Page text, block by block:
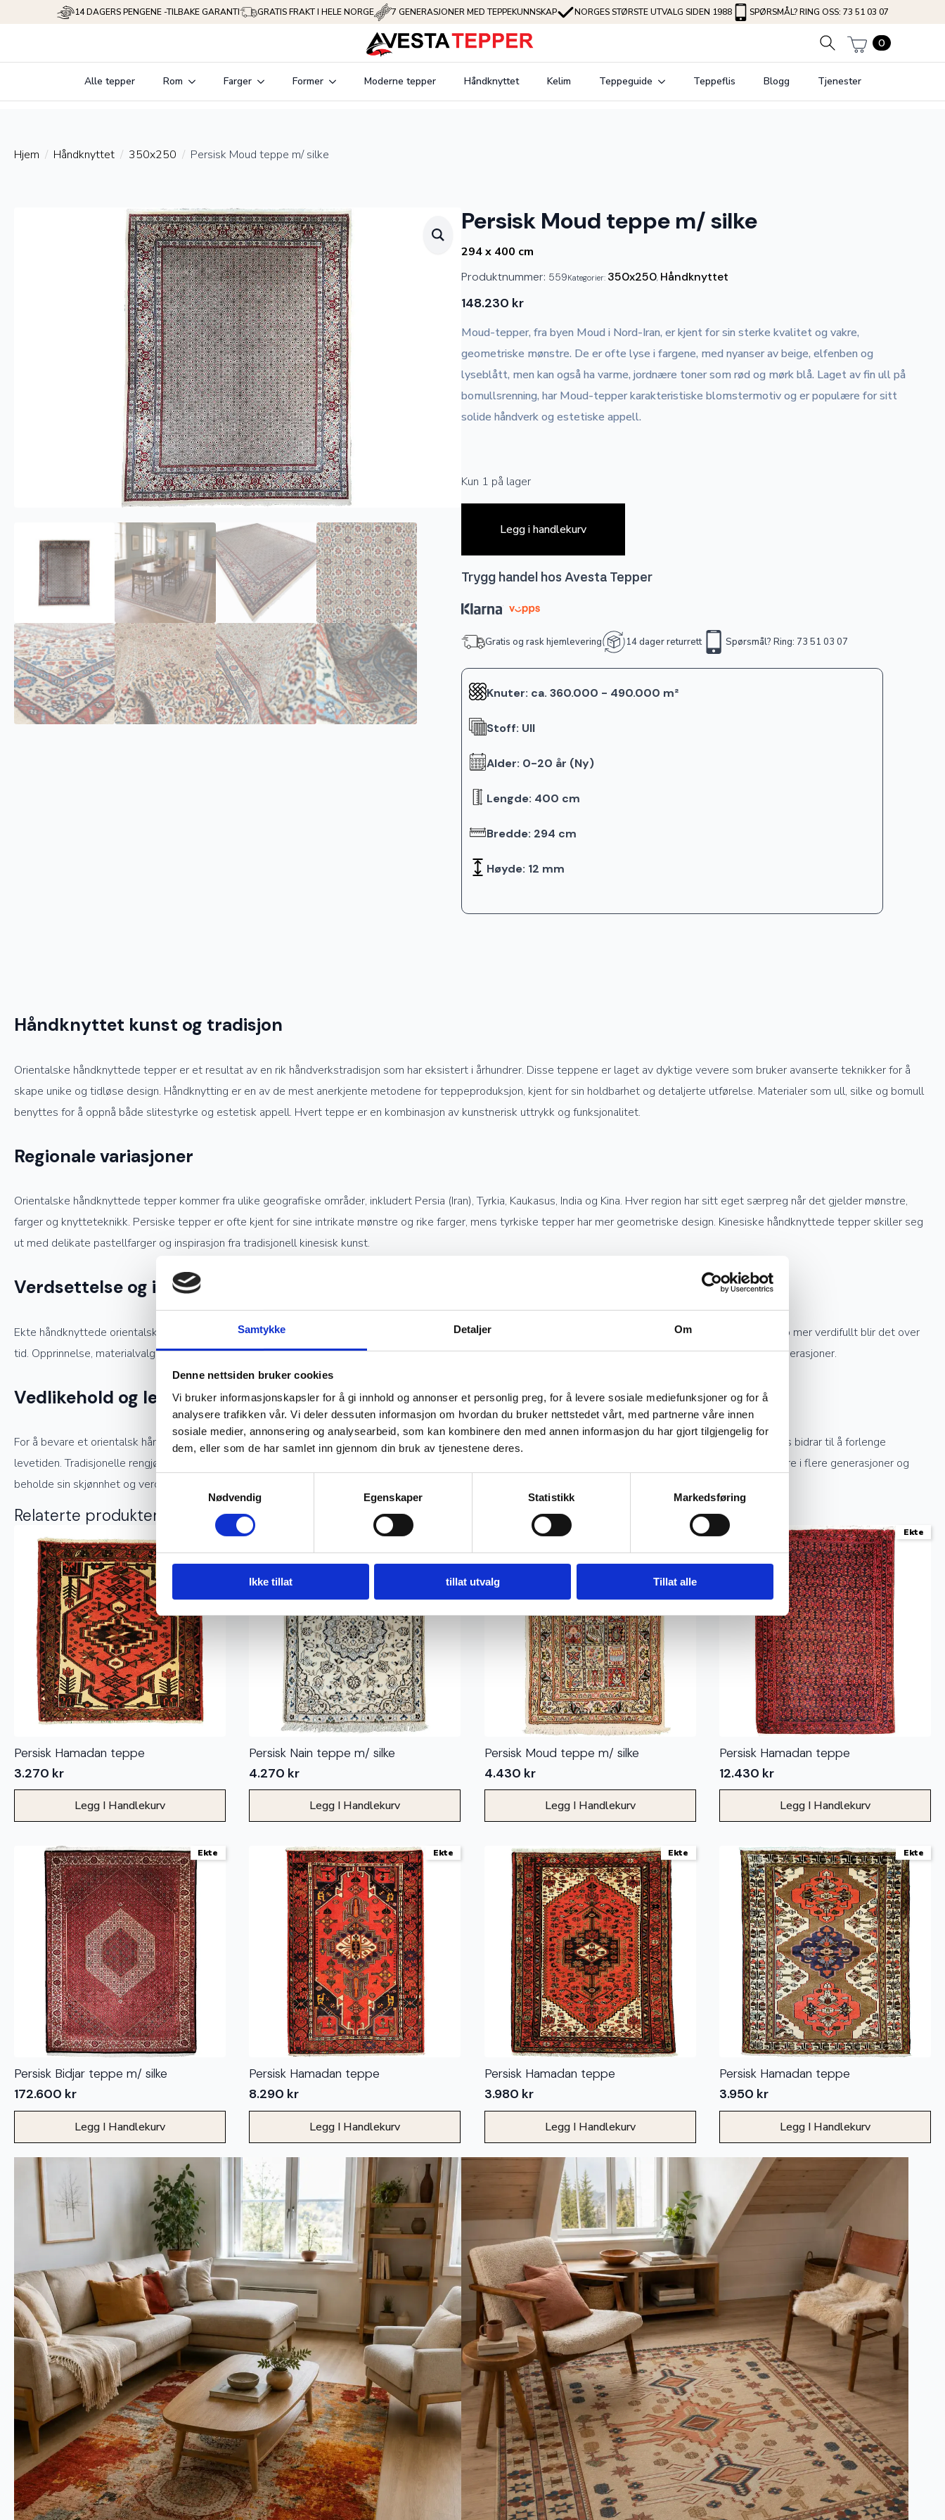
Samtykke Detaljer Om
Denne nettsiden bruker cookies
Vi bruker informasjonskapsler for å gi innhold og annonser et personlig preg, for å levere sosiale mediefunksjoner og for å
analysere trafikken vår. Vi deler dessuten informasjon om hvordan du bruker nettstedet vårt, med partnerne våre innen
sosiale medier, annonsering og analysearbeid, som kan kombinere den med annen informasjon du har gjort tilgjengelig for
dem, eller som de har samlet inn gjennom din bruk av tjenestene deres.
Samtykkevalg
Nødvendig
Egenskaper Statistikk Markedsføring
Ikke tillat tillat utvalg Tillat alle
14 DAGERS PENGENE -TILBAKE GARANTI GRATIS FRAKT I HELE NORGE 7 GENERASJONER MED TEPPEKUNNSKAP NORGES STØRSTE UTVALG SIDEN 1988 SPØRSMÅL? RING OSS: 73 51 03 07
0
Alle tepper Rom Farger Former Moderne tepper Håndknyttet Kelim Teppeguide Teppeflis Blogg Tjenester
Hjem Håndknyttet 350x250 Persisk Moud teppe m/ silke
Persisk Moud teppe m/ silke
294 x 400 cm
Produktnummer: 559Kategorier: 350x250, Håndknyttet
148.230 kr
Moud-tepper, fra byen Moud i Nord-Iran, er kjent for sin sterke kvalitet og vakre,
geometriske mønstre. De er ofte lyse i fargene, med nyanser av beige, elfenben og
lyseblått, men kan også ha varme, jordnære toner som rød og mørk blå. Laget av fin ull på
bomullsrenning, har Moud-tepper karakteristiske blomstermotiv og er populære for sitt
solide håndverk og estetiske appell.
Kun 1 på lager
Legg i handlekurv
Trygg handel hos Avesta Tepper
Gratis og rask hjemlevering 14 dager returrett Spørsmål? Ring: 73 51 03 07
Knuter: ca. 360.000 - 490.000 m²
Stoff: Ull
Alder: 0-20 år (Ny)
Lengde: 400 cm
Bredde: 294 cm
Høyde: 12 mm
Håndknyttet kunst og tradisjon
Orientalske håndknyttede tepper er et resultat av en rik håndverkstradisjon som har eksistert i århundrer. Disse teppene er laget av dyktige vevere som bruker avanserte teknikker for å
skape unike og tidløse design. Håndknytting er en av de mest anerkjente metodene for teppeproduksjon, kjent for sin holdbarhet og detaljerte utførelse. Materialer som ull, silke og bomull
benyttes for å oppnå både slitestyrke og estetisk appell. Hvert teppe er en kombinasjon av kunstnerisk uttrykk og funksjonalitet.
Regionale variasjoner
Orientalske håndknyttede tepper kommer fra ulike geografiske områder, inkludert Persia (Iran), Tyrkia, Kaukasus, India og Kina. Hver region har sitt eget særpreg når det gjelder mønstre,
farger og knytteteknikk. Persiske tepper er ofte kjent for sine intrikate mønstre og rike farger, mens tyrkiske tepper har mer geometriske design. Kinesiske håndknyttede tepper skiller seg
ut med delikate pastellfarger og inspirasjon fra tradisjonell kinesisk kunst.
Verdsettelse og investering
Ekte håndknyttede orientalske tepper er ettertraktede samlerobjekter og kan være en god investering. Jo høyere kvalitet og finere knytting et teppe har, desto mer verdifullt blir det over
tid. Opprinnelse, materialvalg og knutetetthet spiller en stor rolle i vurderingen av et teppes verdi, og godt vedlikeholdte håndknyttede tepper kan gå i arv i generasjoner.
Vedlikehold og levetid
For å bevare et orientalsk håndknyttet teppe i god stand kreves riktig vedlikehold. Regelmessig støvsuging, beskyttelse mot direkte sollys og profesjonell rens bidrar til å forlenge
levetiden. Tradisjonelle rengjøringsmetoder, som å bruke snø til å rense ulltepper, benyttes fortsatt i noen kulturer. Med godt stell kan et håndknyttet teppe vare i flere generasjoner og
beholde sin skjønnhet og verdi.
Relaterte produkter
Ekte
Persisk Hamadan teppe
3.270 kr
Legg I Handlekurv
Persisk Nain teppe m/ silke
4.270 kr
Legg I Handlekurv
Persisk Moud teppe m/ silke
4.430 kr
Legg I Handlekurv
Ekte
Persisk Hamadan teppe
12.430 kr
Legg I Handlekurv
Ekte
Persisk Bidjar teppe m/ silke
172.600 kr
Legg I Handlekurv
Ekte
Persisk Hamadan teppe
8.290 kr
Legg I Handlekurv
Ekte
Persisk Hamadan teppe
3.980 kr
Legg I Handlekurv
Ekte
Persisk Hamadan teppe
3.950 kr
Legg I Handlekurv